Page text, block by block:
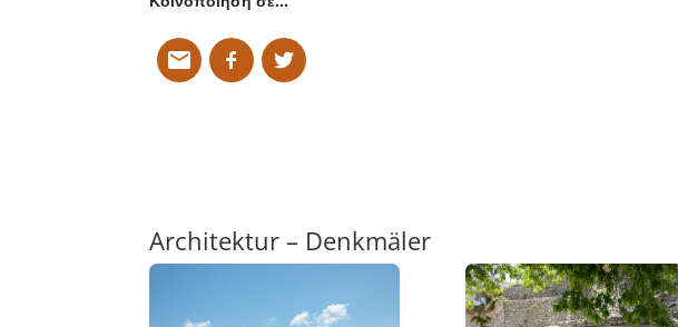
Architektur – Denkmäler